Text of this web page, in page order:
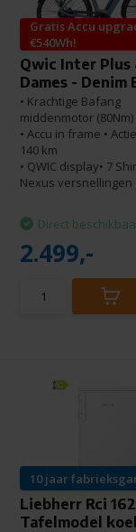
Gratis Accu
€540Wh!
Qwic Inter
Dames - Denim
• Krachtige Bafang
middenmotor (80Nm)
• Accu in frame •
140 km
• QWIC display• 7
Nexus versnellingen
Direct
2.499,-
10 jaar
Liebherr Rci
Tafelmodel